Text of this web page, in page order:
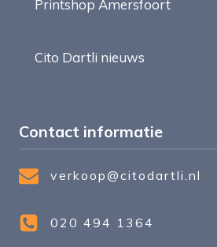
Printshop Amersfoort
Cito Dartli nieuws
Contact informatie
verkoop@citodartli.nl
020 494 1364